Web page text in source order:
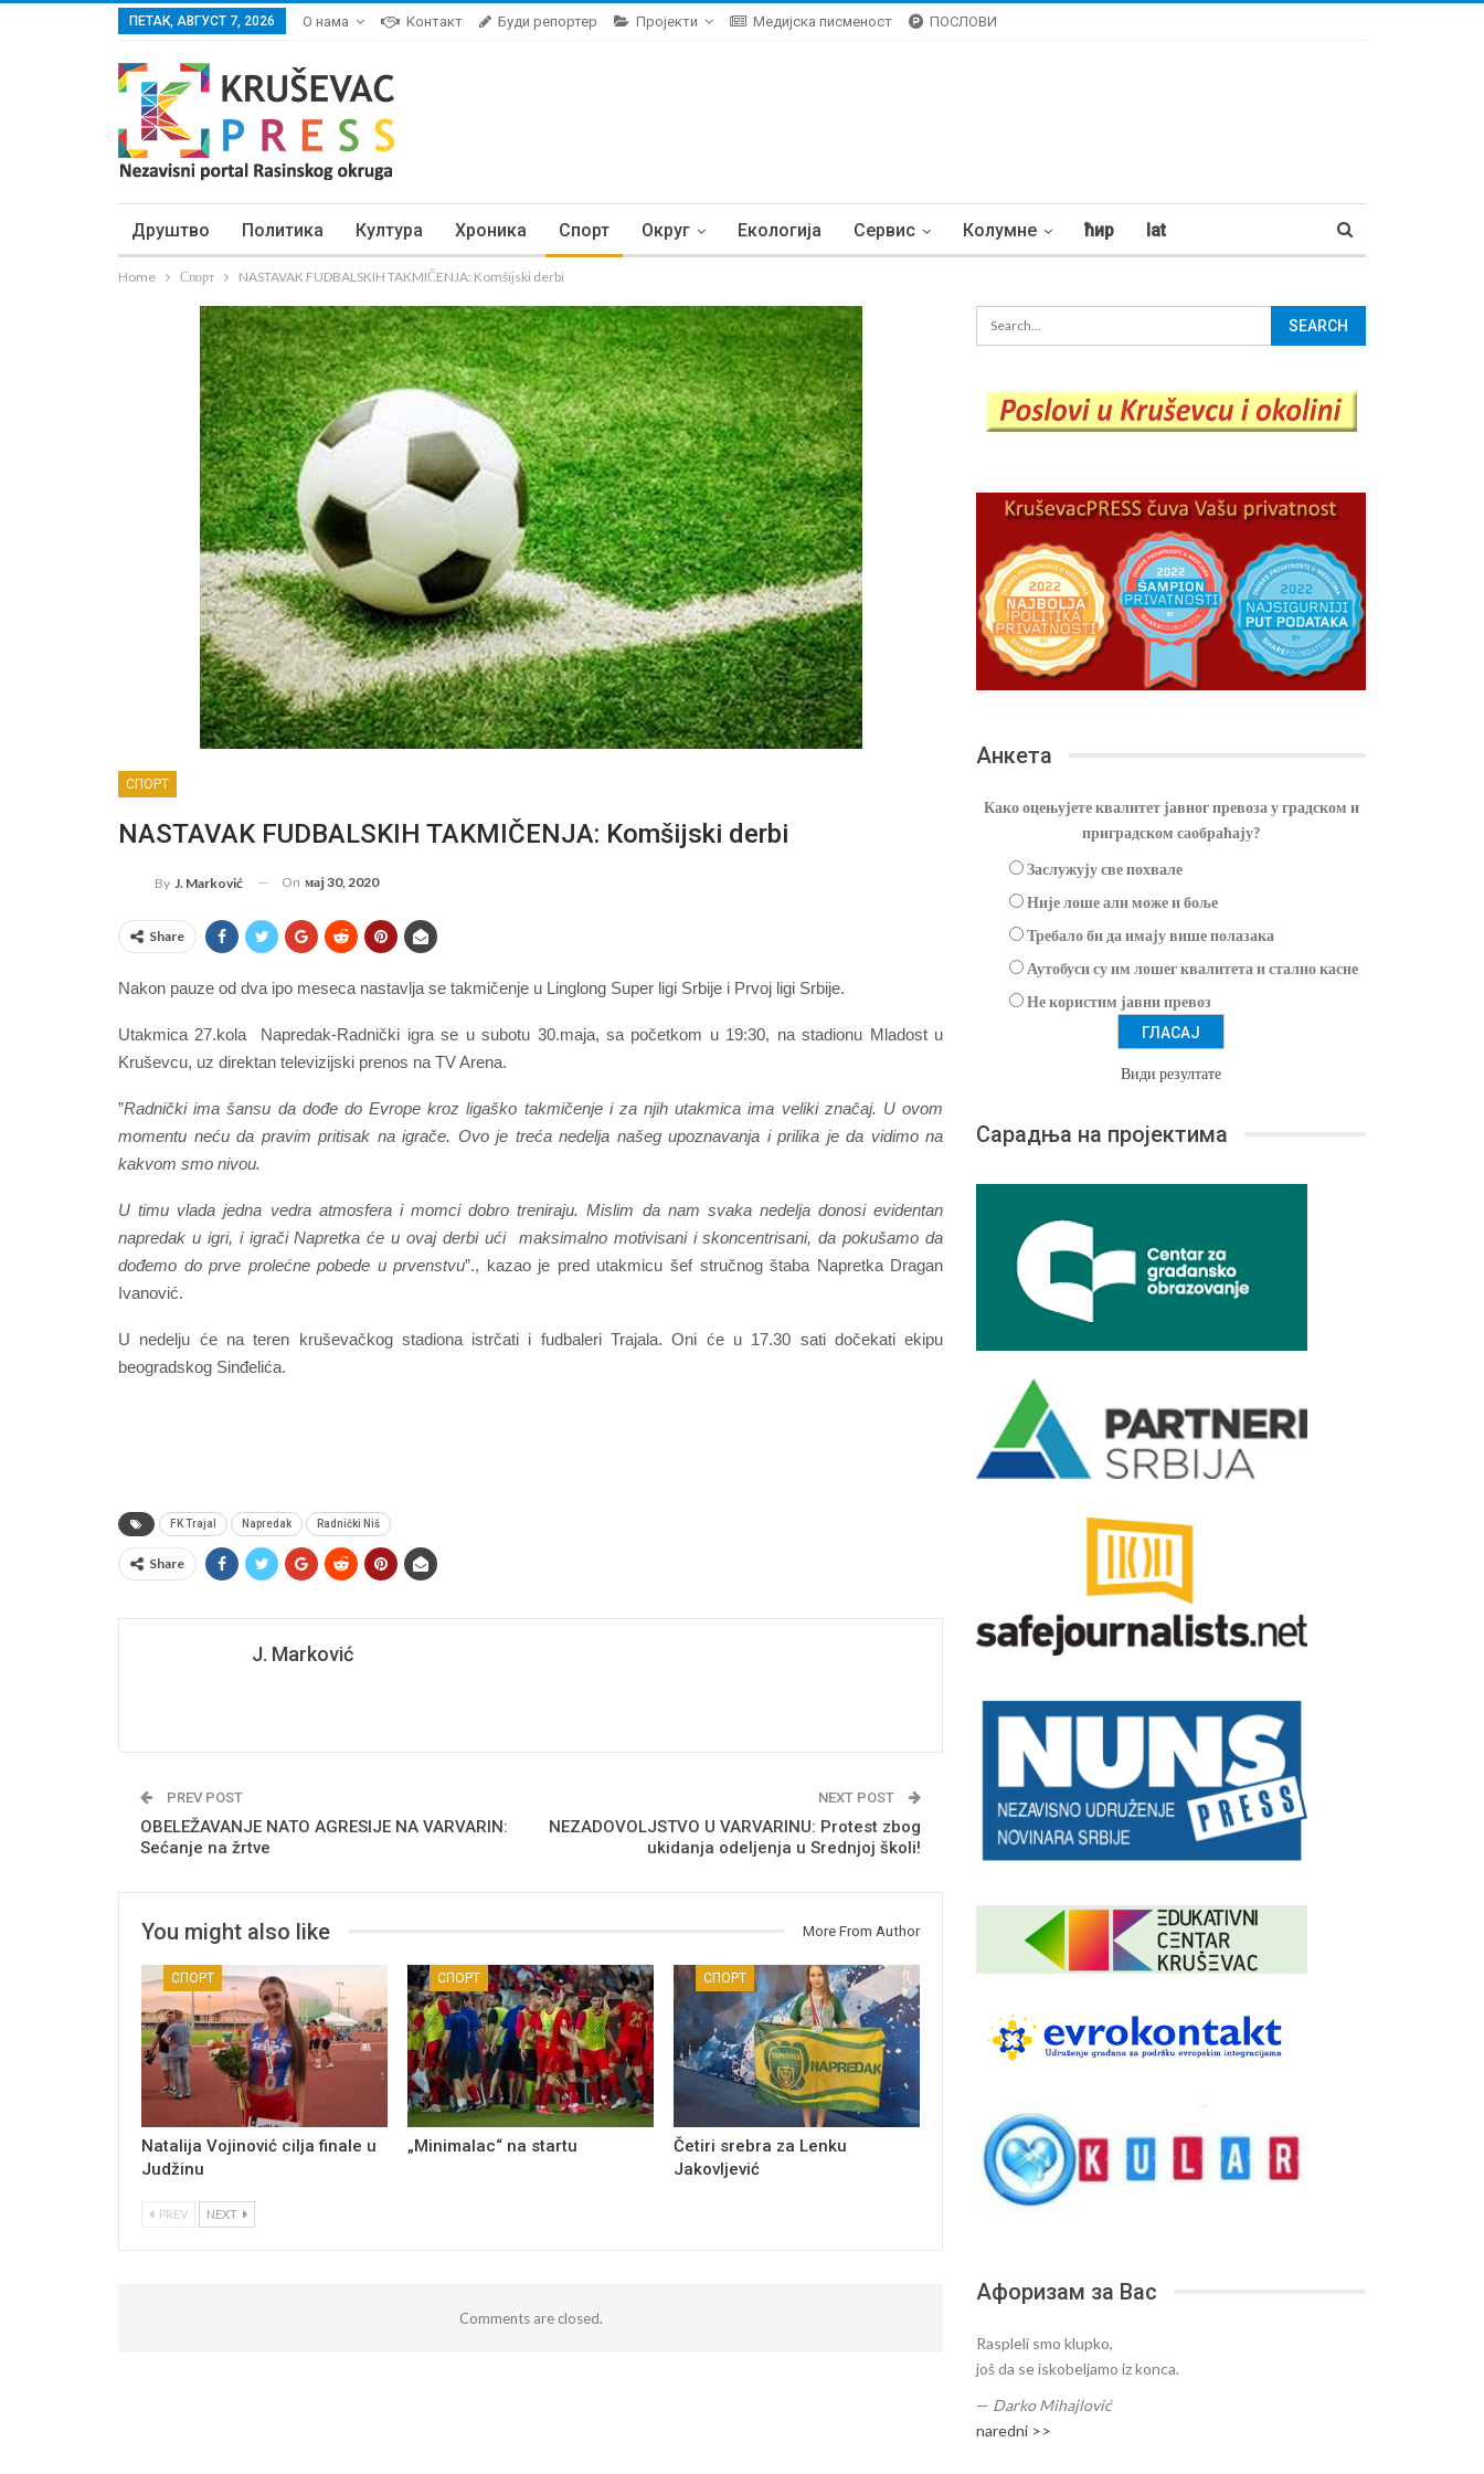
ПЕТАК, АВГУСТ 7, 2026 О нама Контакт Буди репортер Пројекти Медијска писменост ПОСЛОВИ
Друштво Политика Култура Хроника Спорт Округ Екологија Сервис Колумне ћир lat
Home Спорт NASTAVAK FUDBALSKIH TAKMIČENJA: Komšijski derbi
СПОРТ
NASTAVAK FUDBALSKIH TAKMIČENJA: Komšijski derbi
By J. Marković On мај 30, 2020
Share
Nakon pauze od dva ipo meseca nastavlja se takmičenje u Linglong Super ligi Srbije i Prvoj ligi Srbije.
Utakmica 27.kola Napredak-Radnički igra se u subotu 30.maja, sa početkom u 19:30, na stadionu Mladost u
Kruševcu, uz direktan televizijski prenos na TV Arena.
”Radnički ima šansu da dođe do Evrope kroz ligaško takmičenje i za njih utakmica ima veliki značaj. U ovom
momentu neću da pravim pritisak na igrače. Ovo je treća nedelja našeg upoznavanja i prilika je da vidimo na
kakvom smo nivou.
U timu vlada jedna vedra atmosfera i momci dobro treniraju. Mislim da nam svaka nedelja donosi evidentan
napredak u igri, i igrači Napretka će u ovaj derbi ući maksimalno motivisani i skoncentrisani, da pokušamo da
dođemo do prve prolećne pobede u prvenstvu”., kazao je pred utakmicu šef stručnog štaba Napretka Dragan
Ivanović.
U nedelju će na teren kruševačkog stadiona istrčati i fudbaleri Trajala. Oni će u 17.30 sati dočekati ekipu
beogradskog Sinđelića.
FK Trajal Napredak Radnički Niš
Share
J. Marković
PREV POST
OBELEŽAVANJE NATO AGRESIJE NA VARVARIN:
Sećanje na žrtve
NEXT POST
NEZADOVOLJSTVO U VARVARINU: Protest zbog
ukidanja odeljenja u Srednjoj školi!
You might also like More From Author
СПОРТ
Natalija Vojinović cilja finale u
Judžinu
СПОРТ
„Minimalac“ na startu
СПОРТ
Četiri srebra za Lenku
Jakovljević
PREV NEXT
Comments are closed.
Анкета
Како оцењујете квалитет јавног превоза у градском и
приградском саобраћају?
Заслужују све похвале
Није лоше али може и боље
Требало би да имају више полазака
Аутобуси су им лошег квалитета и стално касне
Не користим јавни превоз
Види резултате
Сарадња на пројектима
Афоризам за Вас
Raspleli smo klupko,
još da se iskobeljamo iz konca.
— Darko Mihajlović
naredni >>